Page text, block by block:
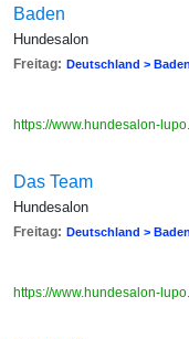
Baden
Hundesalon
Freitag: Deutschland > Baden
https://www.hundesalon-
Das Team
Hundesalon
Freitag: Deutschland > Baden
https://www.hundesalon-